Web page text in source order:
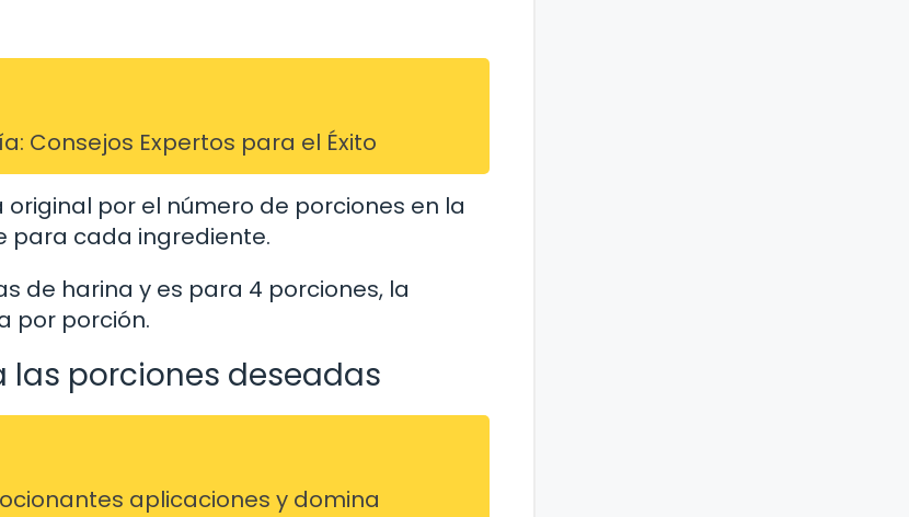
Consejos Expertos para el Éxito
por el número de porciones en la
para cada ingrediente.
de harina y es para 4 porciones, la
por porción.
las porciones deseadas
aplicaciones y domina